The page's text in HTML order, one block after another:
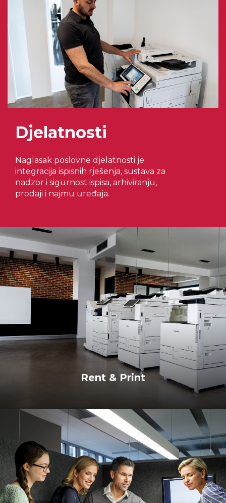
Djelatnosti
Naglasak poslovne djelatnosti je
integracija ispisnih rješenja, sustava za
nadzor i sigurnost ispisa, arhiviranju,
prodaji i najmu uređaja.
Rent & Print